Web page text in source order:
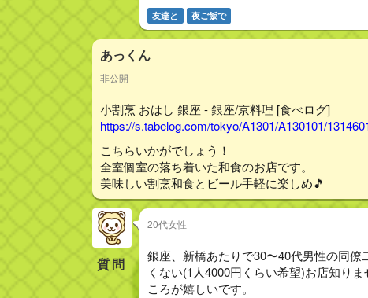
友達と 夜ご飯で
あっくん
非公開
小割烹 おはし 銀座 - 銀座/京料理 [食べログ]
https://s.tabelog.com/tokyo/A1301/A130101/
こちらいかがでしょう！
全室個室の落ち着いた和食のお店です。
美味しい割烹和食とビール手軽に楽しめ🎵
質問
20代女性
銀座、新橋あたりで30〜40代男性の同
くない(1人4000円くらい希望)お店知り
ころが嬉しいです。